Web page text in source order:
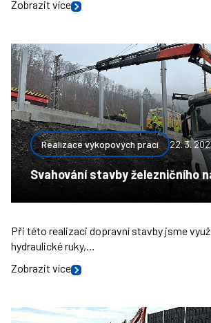
Zobrazit více
Realizace výkopových prací 22. 3.
Svahování stavby železničního
Při této realizaci dopravní stavby jsme
hydraulické ruky,…
Zobrazit více